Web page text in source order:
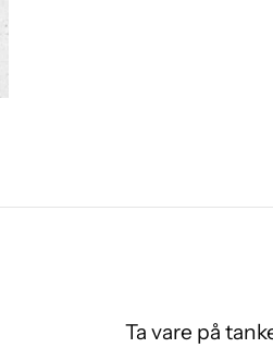
Ta vare på